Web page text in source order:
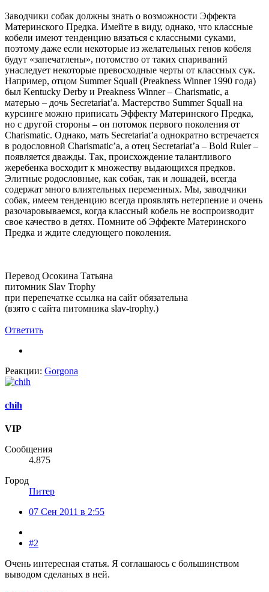
Заводчики собак должны знать о возможности Эффекта
Материнского Предка. Имейте в виду, однако, что классные
кобели имеют тенденцию вязаться с классными суками,
поэтому даже если некоторые из желательных генов кобеля
будут «запечатлены», потомство от таких спариваний
унаследует некоторые превосходные черты от классных сук.
Например, отцом Summer Squall (Preakness Winner 1990 года)
был Kentucky Derby и Preakness Winner – Charismatic, а
матерью – дочь Secretariat’а. Мастерство Summer Squall на
курсинге можно приписать Эффекту Материнского Предка,
но с другой стороны – он потомок первого поколения от
Charismatic. Однако, мать Secretariat’а однократно встречается
в родословной Charismatic’а, а отец Secretariat’а – Bold Ruler –
появляется дважды. Так, происхождение талантливого
жеребенка восходит к множеству выдающихся предков.
Элитные родословные, как собак, так и лошадей, всегда
содержат много влиятельных переменных. Мы, заводчики
собак, имеем тенденцию всегда проявлять нетерпение и очень
разочаровываемся, когда классный кобель не воспроизводит
свое качество в детях. Помните об Эффекте Материнского
Предка и ждите следующего поколения.
Перевод Осокина Татьяна
питомник Slav Trophy
при перепечатке ссылка на сайт обязательна
(взято с сайта питомника slav-trophy.)
Ответить
Реакции: Gorgona
chih
VIP
Сообщения
4.875
Город
Питер
07 Сен 2011 в 2:55
#2
Очень интересная статья. Я соглашаюсь с большинством
выводом сделаных в ней.